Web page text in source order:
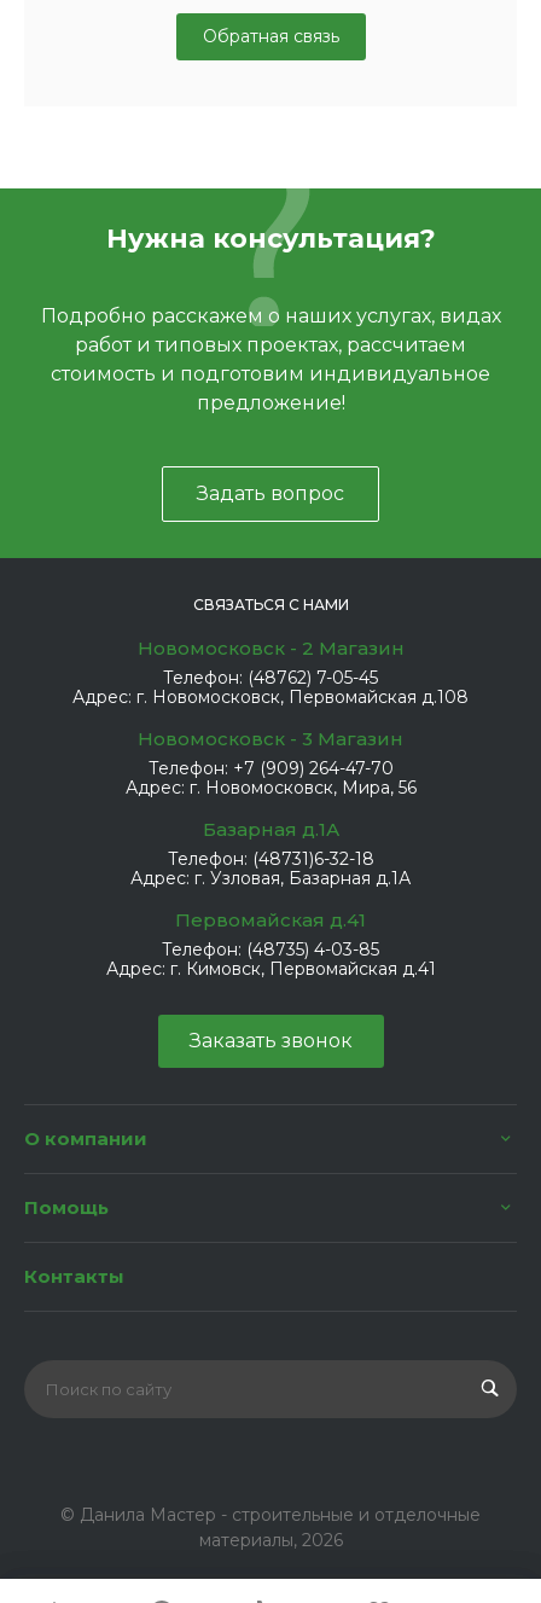
Обратная связь
Нужна консультация?
Подробно расскажем о наших услугах, видах
работ и типовых проектах, рассчитаем
стоимость и подготовим индивидуальное
предложение!
Задать вопрос
СВЯЗАТЬСЯ С НАМИ
Новомосковск - 2 Магазин
Телефон: (48762) 7-05-45
Адрес: г. Новомосковск, Первомайская д.108
Новомосковск - 3 Магазин
Телефон: +7 (909) 264-47-70
Адрес: г. Новомосковск, Мира, 56
Базарная д.1А
Телефон: (48731)6-32-18
Адрес: г. Узловая, Базарная д.1А
Первомайская д.41
Телефон: (48735) 4-03-85
Адрес: г. Кимовск, Первомайская д.41
Заказать звонок
О компании
Помощь
Контакты
© Данила Мастер - строительные и отделочные
материалы, 2026